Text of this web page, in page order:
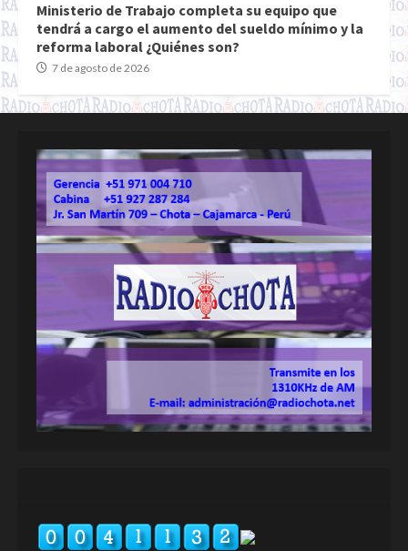
Ministerio de Trabajo completa su equipo que
tendrá a cargo el aumento del sueldo mínimo y la
reforma laboral ¿Quiénes son?
7 de agosto de 2026